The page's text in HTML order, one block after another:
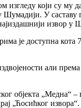
изгледу који су
У саставу
је доступна
али
објекта „Медна“
„Ћосићког извора“.